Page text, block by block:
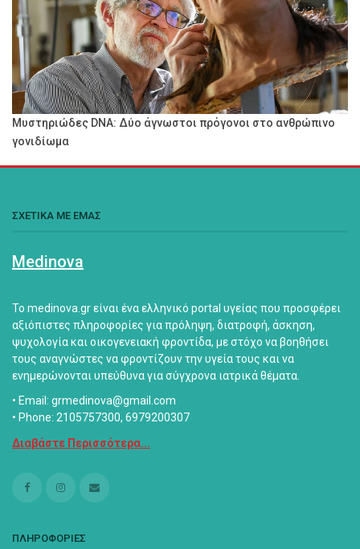
Μυστηριώδες DNA: Δύο άγνωστοι πρόγονοι στο ανθρώπινο
γονιδίωμα
ΣΧΕΤΙΚΑ ΜΕ ΕΜΑΣ
Medinova
Το medinova.gr είναι ένα ελληνικό portal υγείας που προσφέρει
αξιόπιστες πληροφορίες για πρόληψη, διατροφή, άσκηση,
ψυχολογία και οικογενειακή φροντίδα, με στόχο να βοηθήσει
τους αναγνώστες να φροντίζουν την υγεία τους και να
ενημερώνονται υπεύθυνα για σύγχρονα ιατρικά θέματα.
• Email: grmedinova@gmail.com
• Phone: 2105757300, 6979200307
Διαβάστε Περισσότερα...
ΠΛΗΡΟΦΟΡΙΕΣ